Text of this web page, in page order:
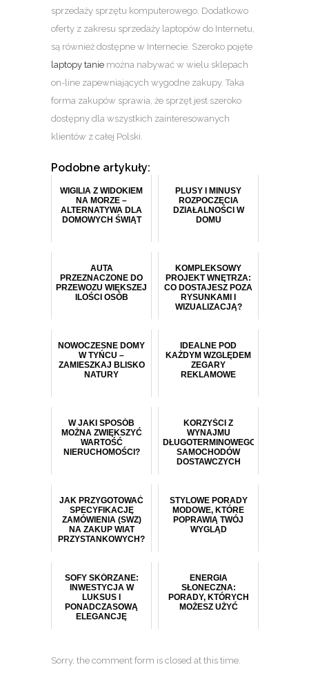
sprzedaży sprzętu komputerowego. Dodatkowo
oferty z zakresu sprzedaży laptopów do Internetu,
są również dostępne w Internecie. Szeroko pojęte
laptopy tanie można nabywać w wielu sklepach
on-line zapewniających wygodne zakupy. Taka
forma zakupów sprawia, że sprzęt jest szeroko
dostępny dla wszystkich zainteresowanych
klientów z całej Polski.
Podobne artykuły:
WIGILIA Z WIDOKIEM
NA MORZE –
ALTERNATYWA DLA
DOMOWYCH ŚWIĄT
PLUSY I MINUSY
ROZPOCZĘCIA
DZIAŁALNOŚCI W
DOMU
AUTA
PRZEZNACZONE DO
PRZEWOZU WIĘKSZEJ
ILOŚCI OSÓB
KOMPLEKSOWY
PROJEKT WNĘTRZA:
CO DOSTAJESZ POZA
RYSUNKAMI I
WIZUALIZACJĄ?
NOWOCZESNE DOMY
W TYŃCU –
ZAMIESZKAJ BLISKO
NATURY
IDEALNE POD
KAŻDYM WZGLĘDEM
ZEGARY
REKLAMOWE
W JAKI SPOSÓB
MOŻNA ZWIĘKSZYĆ
WARTOŚĆ
NIERUCHOMOŚCI?
KORZYŚCI Z
WYNAJMU
DŁUGOTERMINOWEGO
SAMOCHODÓW
DOSTAWCZYCH
JAK PRZYGOTOWAĆ
SPECYFIKACJĘ
ZAMÓWIENIA (SWZ)
NA ZAKUP WIAT
PRZYSTANKOWYCH?
STYLOWE PORADY
MODOWE, KTÓRE
POPRAWIĄ TWÓJ
WYGLĄD
SOFY SKÓRZANE:
INWESTYCJA W
LUKSUS I
PONADCZASOWĄ
ELEGANCJĘ
ENERGIA
SŁONECZNA:
PORADY, KTÓRYCH
MOŻESZ UŻYĆ
Sorry, the comment form is closed at this time.